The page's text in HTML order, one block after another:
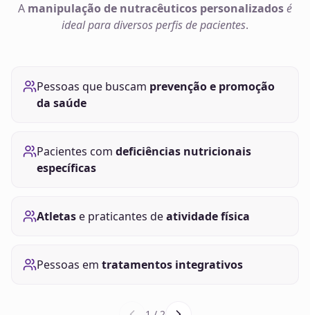
A manipulação de nutracêuticos personalizadosé
ideal para diversos perfis de pacientes.
Pessoas que buscam prevenção e promoção
da saúde
Pacientes com deficiências nutricionais
específicas
Atletase praticantes deatividade física
Pessoas em tratamentos integrativos